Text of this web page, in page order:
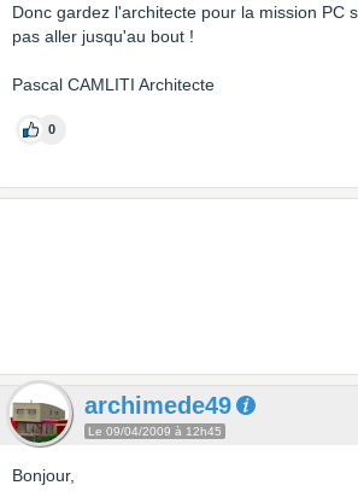
Donc gardez l'architecte pour la mission PC
pas aller jusqu'au bout !
Pascal CAMLITI Architecte
0
archimede49
Le 09/04/2009 à 12h45
Bonjour,